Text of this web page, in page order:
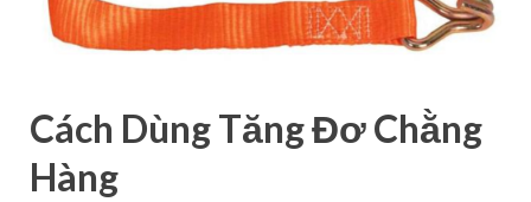
Cách Dùng Tăng Đơ Chằng
Hàng